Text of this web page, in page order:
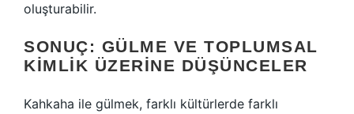
oluşturabilir.
SONUÇ: GÜLME VE TOPLUMSAL
KIMLIK ÜZERINE DÜŞÜNCELER
Kahkaha ile gülmek, farklı kültürlerde farklı